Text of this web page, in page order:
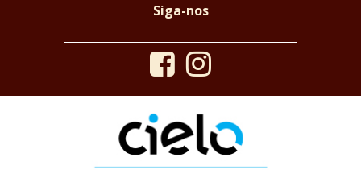
Siga-nos